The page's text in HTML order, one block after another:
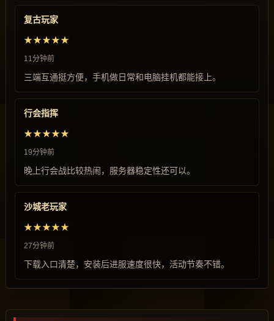
复古玩家
★★★★★
11分钟前
三端互通挺方便，手机做日常和电脑挂机都能接上。
行会指挥
★★★★★
19分钟前
晚上行会战比较热闹，服务器稳定性还可以。
沙城老玩家
★★★★★
27分钟前
下载入口清楚，安装后进服速度很快，活动节奏不错。